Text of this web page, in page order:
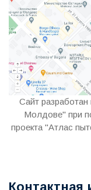
Сайт разработан
Молдове" при
проекта "Атлас